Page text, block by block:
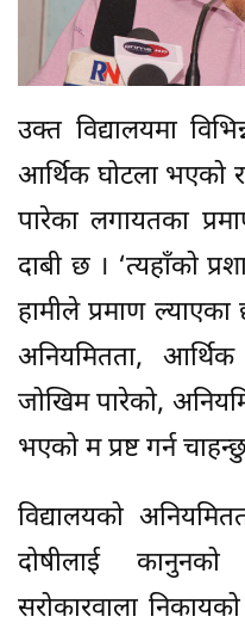
उक्त विद्यालयमा
आर्थिक घोटला भएको र
पारेका लगायतका
दाबी छ । ‘त्यहाँको
हामीले प्रमाण
अनियमितता, आर्थिक
जोखिम पारेको,
भएको म प्रष्ट गर्न
विद्यालयको
दोषीलाई
सरोकारवाला